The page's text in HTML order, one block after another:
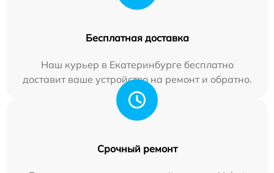
Бесплатная доставка
Наш курьер в Екатеринбурге бесплатно
доставит ваше устройство на ремонт и обратно.
Срочный ремонт